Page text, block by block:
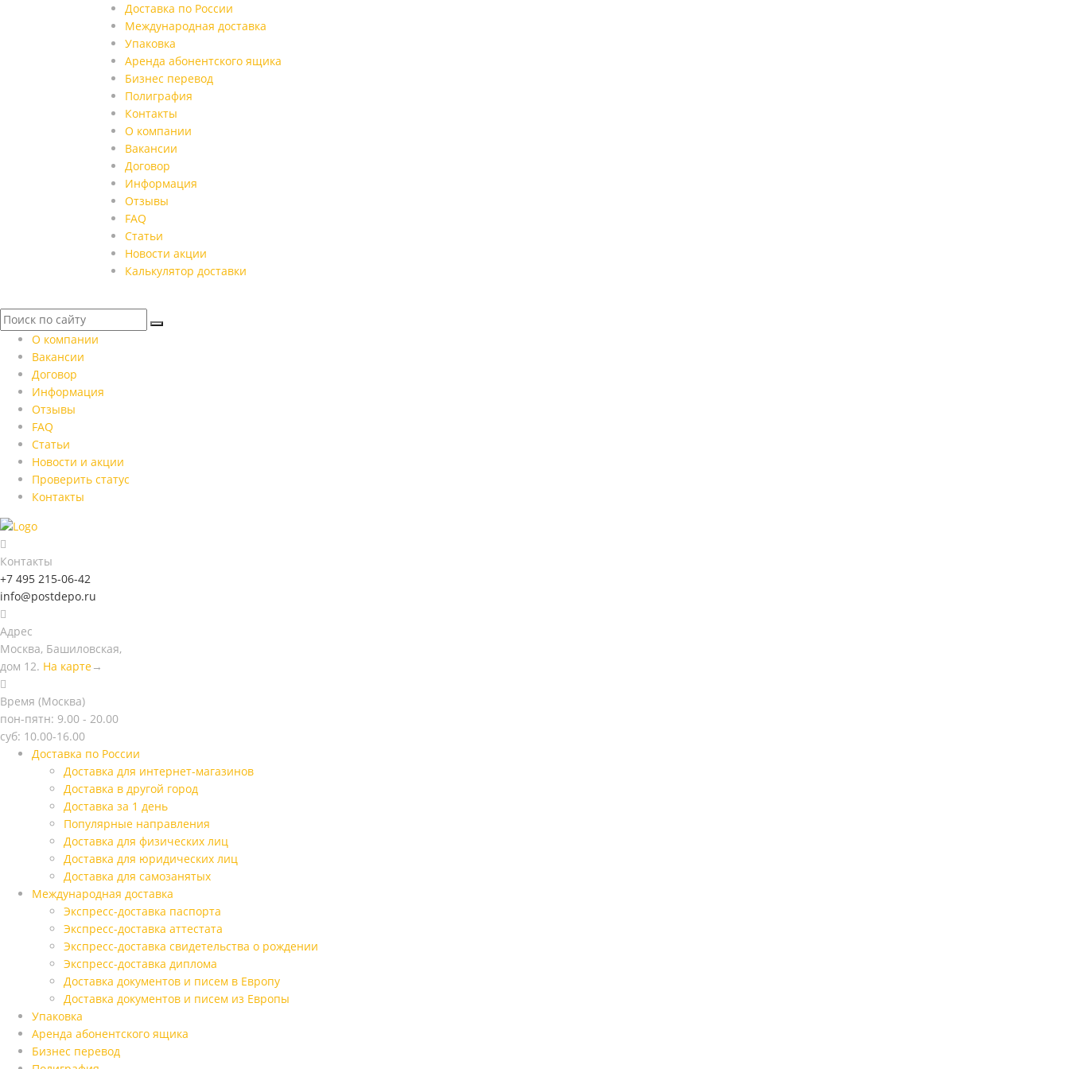
Доставка по России
Международная доставка
Упаковка
Аренда абонентского ящика
Бизнес перевод
Полиграфия
Контакты
О компании
Вакансии
Договор
Информация
Отзывы
FAQ
Статьи
Новости акции
Калькулятор доставки
О компании
Вакансии
Договор
Информация
Отзывы
FAQ
Статьи
Новости и акции
Проверить статус
Контакты
Контакты
+7 495 215-06-42
info@postdepo.ru
Адрес
Москва, Башиловская,
дом 12. На карте→
Время (Москва)
пон-пятн: 9.00 - 20.00
суб: 10.00-16.00
Доставка по России
Доставка для интернет-магазинов
Доставка в другой город
Доставка за 1 день
Популярные направления
Доставка для физических лиц
Доставка для юридических лиц
Доставка для самозанятых
Международная доставка
Экспресс-доставка паспорта
Экспресс-доставка аттестата
Экспресс-доставка свидетельства о рождении
Экспресс-доставка диплома
Доставка документов и писем в Европу
Доставка документов и писем из Европы
Упаковка
Аренда абонентского ящика
Бизнес перевод